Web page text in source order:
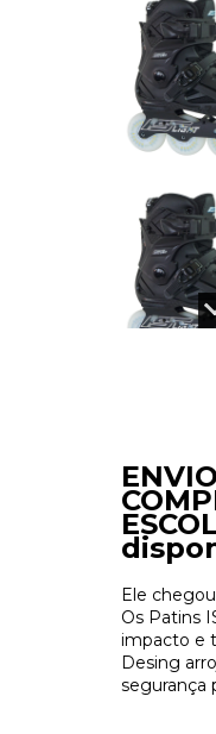
Ele
Os Patins
impacto e
Desing
segurança